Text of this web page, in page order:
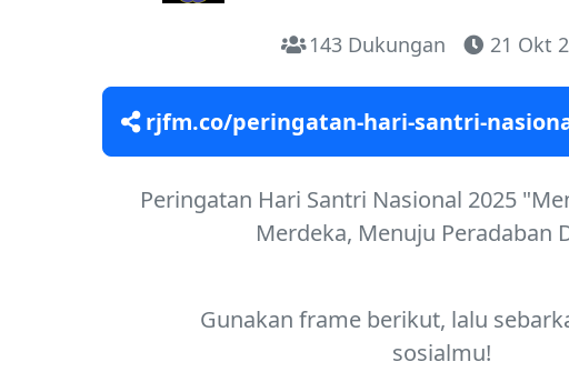
143 Dukungan 21 Okt
rjfm.co/peringatan-hari-santri-
Peringatan Hari Santri Nasional 2025
Merdeka, Menuju Peradaban
Gunakan frame berikut, lalu
sosialmu!